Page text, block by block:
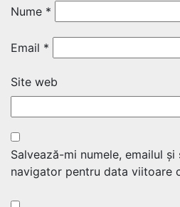
Nume *
Email *
Site web
Salvează-mi numele, emailul
navigator pentru data viitoare